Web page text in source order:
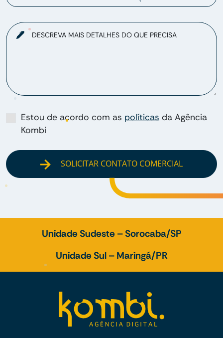
DESCREVA MAIS DETALHES DO QUE PRECISA
Estou de acordo com as políticas da Agência
Kombi
SOLICITAR CONTATO COMERCIAL
Unidade Sudeste – Sorocaba/SP
Unidade Sul – Maringá/PR